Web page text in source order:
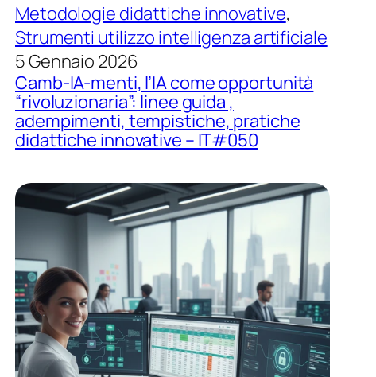
Metodologie didattiche innovative
Strumenti utilizzo intelligenza artificiale
5 Gennaio 2026
Camb-IA-menti, l’IA come opportunità
“rivoluzionaria”: linee guida ,
adempimenti, tempistiche, pratiche
didattiche innovative – IT#050